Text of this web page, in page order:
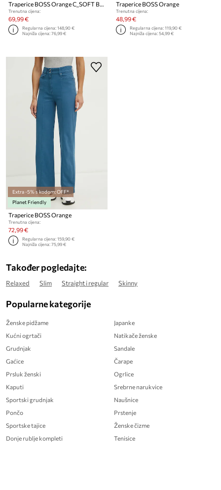
Traperice BOSS Orange C_SOFT BOOTCUT LR
Trenutna cijena:
69,99 €
Regularna cijena:148,90 €
Najniža cijena:76,99 €
Traperice BOSS Orange
Trenutna cijena:
48,99 €
Regularna cijena:119,90 €
Najniža cijena:54,99 €
Extra -5% s kodom: OFF*
Planet Friendly
Traperice BOSS Orange
Trenutna cijena:
72,99 €
Regularna cijena:159,90 €
Najniža cijena:75,99 €
Također pogledajte:
Relaxed Slim Straight i regular Skinny
Popularne kategorije
Ženske pidžame
Kućni ogrtači
Grudnjak
Gaćice
Prsluk ženski
Kaputi
Sportski grudnjak
Pončo
Sportske tajice
Donje rublje kompleti
Japanke
Natikače ženske
Sandale
Čarape
Ogrlice
Srebrne narukvice
Naušnice
Prstenje
Ženske čizme
Tenisice